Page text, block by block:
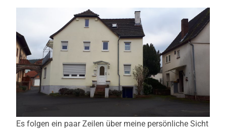
Es folgen ein paar Zeilen über meine persönliche Sicht